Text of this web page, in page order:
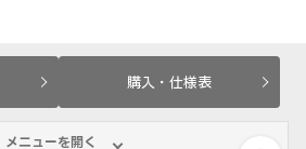
購入・仕様表
メニューを開く